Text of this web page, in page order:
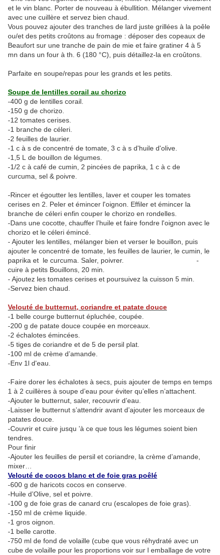
et le vin blanc. Porter de nouveau à ébullition. Mélanger vivement
avec une cuillère et servez bien chaud.
Vous pouvez ajouter des tranches de lard juste grillées à la poêle
ou/et des petits croûtons au fromage : déposer des copeaux de
Beaufort sur une tranche de pain de mie et faire gratiner 4 à 5
mn dans un four à th. 6 (180 °C), puis détaillez-la en croûtons.
Parfaite en soupe/repas pour les grands et les petits.
Soupe de lentilles corail au chorizo
-400 g de lentilles corail.
-150 g de chorizo.
-12 tomates cerises.
-1 branche de céleri.
-2 feuilles de laurier.
-1 c à s de concentré de tomate, 3 c à s d'huile d'olive.
-1,5 L de bouillon de légumes.
-1/2 c à café de cumin, 2 pincées de paprika, 1 c à c de
curcuma, sel & poivre.
-Rincer et égoutter les lentilles, laver et couper les tomates
cerises en 2. Peler et émincer l'oignon. Effiler et émincer la
branche de céleri enfin couper le chorizo en rondelles.
-Dans une cocotte, chauffer l’huile et faire fondre l'oignon avec le
chorizo et le céleri émincé.
- Ajouter les lentilles, mélanger bien et verser le bouillon, puis
ajouter le concentré de tomate, les feuilles de laurier, le cumin, le
paprika et le curcuma. Saler, poivrer. -
cuire à petits Bouillons, 20 min.
- Ajoutez les tomates cerises et poursuivez la cuisson 5 min.
-Servez bien chaud.
Velouté de butternut, coriandre et patate douce
-1 belle courge butternut épluchée, coupée.
-200 g de patate douce coupée en morceaux.
-2 échalotes émincées.
-5 tiges de coriandre et de 5 de persil plat.
-100 ml de crème d’amande.
-Env 1l d'eau.
-Faire dorer les échalotes à secs, puis ajouter de temps en temps
1 à 2 cuillères à soupe d’eau pour éviter qu’elles n’attachent.
-Ajouter le butternut, saler, recouvrir d’eau.
-Laisser le butternut s’attendrir avant d’ajouter les morceaux de
patates douce.
-Couvrir et cuire jusqu ’à ce que tous les légumes soient bien
tendres.
Pour finir
-Ajouter les feuilles de persil et coriandre, la crème d’amande,
mixer…
Velouté de cocos blanc et de foie gras poêlé
-600 g de haricots cocos en conserve.
-Huile d’Olive, sel et poivre.
-100 g de foie gras de canard cru (escalopes de foie gras).
-150 ml de crème liquide.
-1 gros oignon.
-1 belle carotte.
-750 ml de fond de volaille (cube que vous réhydraté avec un
cube de volaille pour les proportions voir sur l emballage de votre